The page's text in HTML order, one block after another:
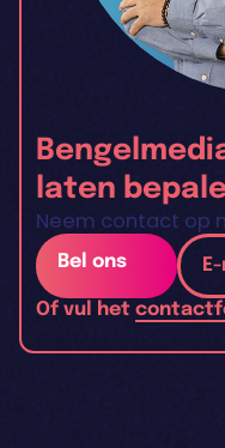
laten
Neem contact op
Bel ons
Of vul het